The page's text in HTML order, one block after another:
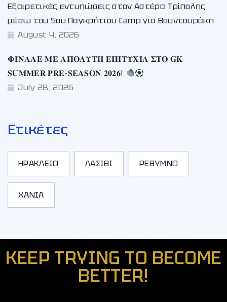
Εξαιρετικές εντυπώσεις στον Αστέρα Τρίπολης
μέσω του 5ου Παγκρήτιου Camp για Βουντουράκη
August 4, 2026
𝚽𝚰𝚴𝚨𝚲𝚬 𝚳𝚬 𝚨𝚷𝚶𝚲𝚼𝚻𝚮 𝚬𝚷𝚰𝚻𝚼𝚾𝚰𝚨 𝚺𝚻𝚶 𝐆𝐊
𝐒𝐔𝐌𝐌𝐄𝐑 𝐏𝐑𝐄-𝐒𝐄𝐀𝐒𝐎𝐍 𝟐𝟎𝟐𝟔!
July 28, 2026
Ετικέτες
ΗΡΑΚΛΕΙΟ ΛΑΣΙΘΙ ΡΕΘΥΜΝΟ
ΧΑΝΙΑ
KEEP TRYING TO BECOME
BETTER!